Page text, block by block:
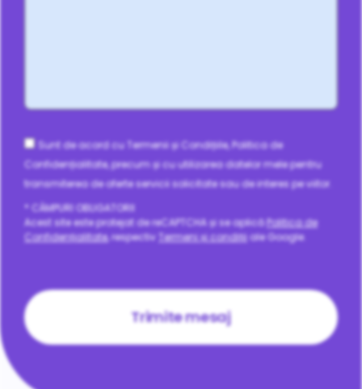
* CÂMPURI OBLIGATORII
Acest site este protejat de reCAPTCHA și se aplicăPolitica de
Confidențialitate, respectiv Termeni și condițiiale Google.
Consent
Sunt de acord cu Termenii și Condițiile, Politica de
Confidențialitate, precum și cu utilizarea datelor mele pentru
transmiterea de oferte servicii solicitate sau de interes pe viitor.